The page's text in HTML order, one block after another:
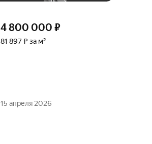
4 800 000 ₽
81 897 ₽ за м²
15 апреля 2026